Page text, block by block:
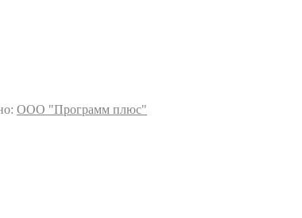
ООО "Программ плюс"